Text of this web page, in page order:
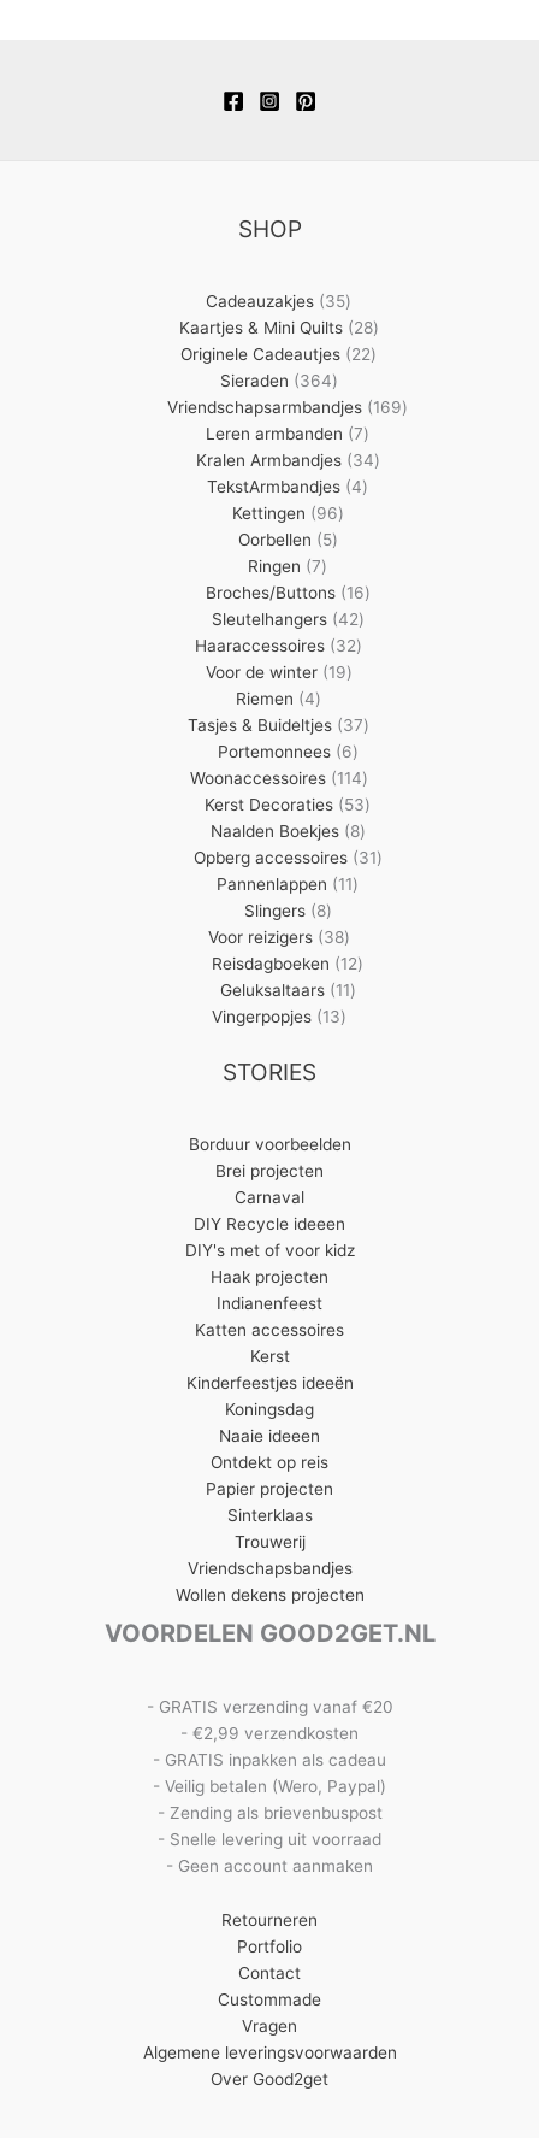
SHOP
Cadeauzakjes 3535
producten
Kaartjes & Mini Quilts 2828
producten
Originele Cadeautjes 2222
Sieraden 364364
producten
Vriendschapsarmbandjes 169169
Leren armbanden 77
producten
Kralen Armbandjes 3434
TekstArmbandjes 44
Kettingen 9696
producten
Oorbellen 55
Ringen 77
producten
Broches/Buttons 1616
producten
Sleutelhangers 4242
producten
Haaraccessoires 3232
Voor de winter 1919
Riemen 44
producten
Tasjes & Buideltjes 3737
Portemonnees 66
producten
Woonaccessoires 114114
producten
Kerst Decoraties 5353
producten
Naalden Boekjes 88
producten
Opberg accessoires 3131
Pannenlappen 1111
Slingers 88
producten
Voor reizigers 3838
producten
Reisdagboeken 1212
Geluksaltaars 1111
Vingerpopjes 1313
STORIES
Borduur voorbeelden
Brei projecten
Carnaval
DIY Recycle ideeen
DIY's met of voor kidz
Haak projecten
Indianenfeest
Katten accessoires
Kerst
Kinderfeestjes ideeën
Koningsdag
Naaie ideeen
Ontdekt op reis
Papier projecten
Sinterklaas
Trouwerij
Vriendschapsbandjes
Wollen dekens projecten
VOORDELEN GOOD2GET.NL
- GRATIS verzending vanaf €20
- €2,99 verzendkosten
- GRATIS inpakken als cadeau
- Veilig betalen (Wero, Paypal)
- Zending als brievenbuspost
- Snelle levering uit voorraad
- Geen account aanmaken
Retourneren
Portfolio
Contact
Custommade
Vragen
Algemene leveringsvoorwaarden
Over Good2get